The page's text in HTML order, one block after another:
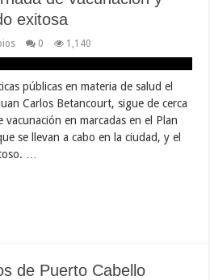
exitosa
0 1,140
públicas en materia de salud el
Carlos Betancourt, sigue de cerca
vacunación en marcadas en el Plan
se llevan a cabo en la ciudad, y el
…
de Puerto Cabello